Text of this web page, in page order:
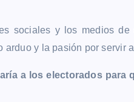
sociales y los medios
arduo y la pasión por servir
a los electorados para